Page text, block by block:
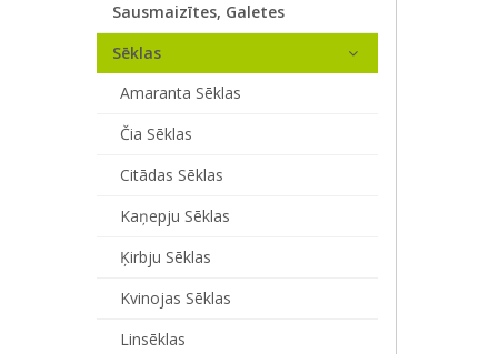
Sausmaizītes, Galetes
Sēklas
Amaranta Sēklas
Čia Sēklas
Citādas Sēklas
Kaņepju Sēklas
Ķirbju Sēklas
Kvinojas Sēklas
Linsēklas